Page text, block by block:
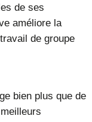
de ses
améliore la
de groupe
bien plus que de